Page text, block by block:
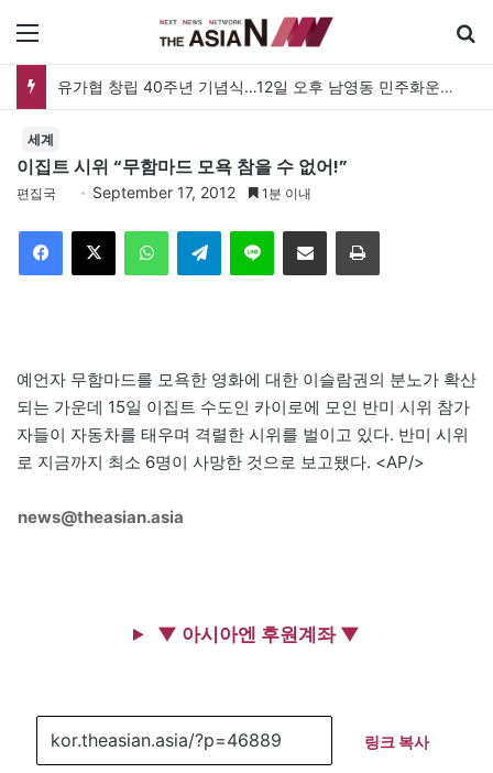
유가협 창립 40주년 기념식…12일 오후 남영동 민주화운동기념관
세계
이집트 시위 “무함마드 모욕 참을 수 없어!”
편집국 September 17, 2012 1분 이내
Telegram 이메일
예언자 무함마드를 모욕한 영화에 대한 이슬람권의 분노가 확산
되는 가운데 15일 이집트 수도인 카이로에 모인 반미 시위 참가
자들이 자동차를 태우며 격렬한 시위를 벌이고 있다. 반미 시위
로 지금까지 최소 6명이 사망한 것으로 보고됐다. <AP/>
news@theasian.asia
▼ 아시아엔 후원계좌 ▼
링크 복사